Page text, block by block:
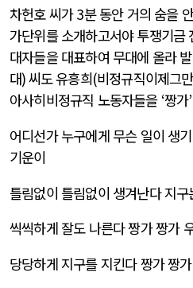
차헌호 씨가3분 동안 거의 숨을
가단위를 소개하고서야 투쟁기금
대자들을 대표하여 무대에 올라
대)씨도 유흥희(비정규직이제그
아사히비정규직 노동자들을 ‘짱가’
어디선가 누구에게 무슨 일이 생
기운이
틀림없이 틀림없이 생겨난다 지
씩씩하게 잘도 나른다 짱가 짱가
당당하게 지구를 지킨다 짱가 짱